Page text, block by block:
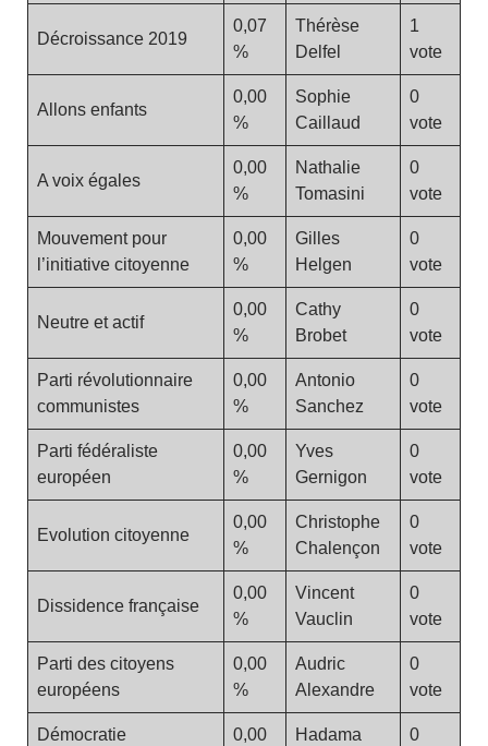
Décroissance 2019
0,07
%
Thérèse
Delfel
1
vote
Allons enfants
0,00
%
Sophie
Caillaud
0
vote
A voix égales
0,00
%
Nathalie
Tomasini
0
vote
Mouvement pour
l’initiative citoyenne
0,00
%
Gilles
Helgen
0
vote
Neutre et actif
0,00
%
Cathy
Brobet
0
vote
Parti révolutionnaire
communistes
0,00
%
Antonio
Sanchez
0
vote
Parti fédéraliste
européen
0,00
%
Yves
Gernigon
0
vote
Evolution citoyenne
0,00
%
Christophe
Chalençon
0
vote
Dissidence française
0,00
%
Vincent
Vauclin
0
vote
Parti des citoyens
européens
0,00
%
Audric
Alexandre
0
vote
Démocratie
0,00
Hadama
0